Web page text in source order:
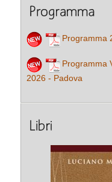
Programma
Programma
2026 - Padova